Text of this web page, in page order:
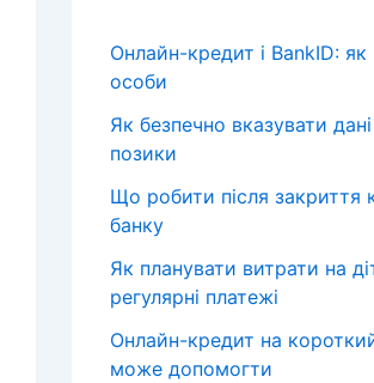
Онлайн-кредит і BankID:
особи
Як безпечно вказувати
позики
Що робити після
банку
Як планувати витрати на
регулярні платежі
Онлайн-кредит на
може допомогти